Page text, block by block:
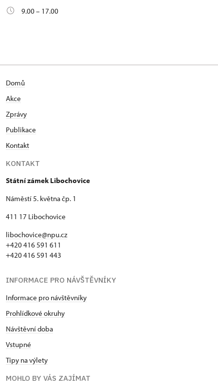
9.00 – 17.00
Domů
Akce
Zprávy
Publikace
Kontakt
KONTAKT
Státní zámek Libochovice
Náměstí 5. května čp. 1
411 17 Libochovice
libochovice@npu.cz
+420 416 591 611
+420 416 591 443
INFORMACE PRO NÁVŠTĚVNÍKY
Informace pro návštěvníky
Prohlídkové okruhy
Návštěvní doba
Vstupné
Tipy na výlety
MOHLO BY VÁS ZAJÍMAT